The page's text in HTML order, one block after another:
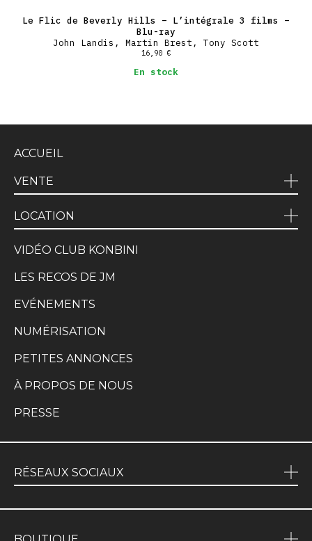
Le Flic de Beverly Hills – L’intégrale 3 films –
Blu-ray
John Landis, Martin Brest, Tony Scott
16,90 €
En stock
ACCUEIL
VENTE
LOCATION
VIDÉO CLUB KONBINI
LES RECOS DE JM
EVÉNEMENTS
NUMÉRISATION
PETITES ANNONCES
À PROPOS DE NOUS
PRESSE
RÉSEAUX SOCIAUX